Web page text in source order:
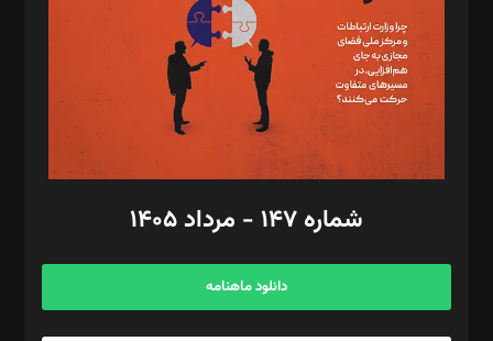
ویرایش: نگار استاد‌‌آقا
طراح یونیفرم: مجید توکلی
فیلمبرداری و عکاسی: امیر شفیعی، مانی لطفی زاده
گرافیک و صفحه‌آرایی: سید‌سبحان‌علی ثابت
مد‌یر توسعه تجاری: کامبیز برید‌
امور مالی: شاپور رهبری، محمد‌ کاظمی‌نیا
آگهی و مشترکین: ۰۹۱۹۹۹۹۰۴۵۴
شماره ۱۴۷ - مرداد ۱۴۰۵
دانلود ماهنامه